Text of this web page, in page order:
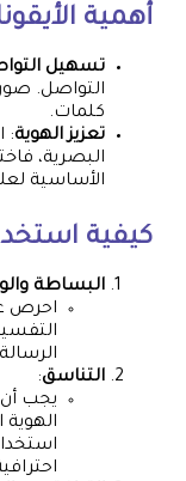
أهمية
تسهيل
التواصل.
كلمات.
تعزيز الهوية:
البصرية،
الأساسية
كيفية
البساطة
احرص
التناسق:
يجب أن
الهوية